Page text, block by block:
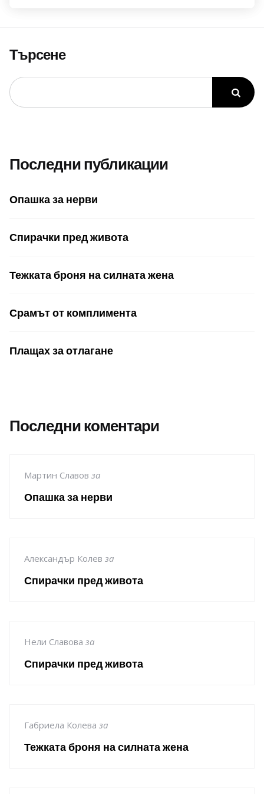
Търсене
Последни публикации
Опашка за нерви
Спирачки пред живота
Тежката броня на силната жена
Срамът от комплимента
Плащах за отлагане
Последни коментари
Мартин Славов за
Опашка за нерви
Александър Колев за
Спирачки пред живота
Нели Славова за
Спирачки пред живота
Габриела Колева за
Тежката броня на силната жена